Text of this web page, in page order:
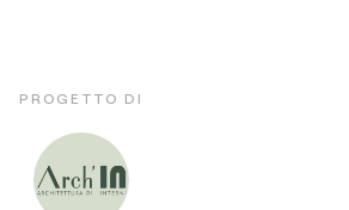
PROGETTO DI